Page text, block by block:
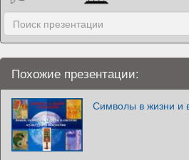
Похожие презентации:
Символы в жизни и